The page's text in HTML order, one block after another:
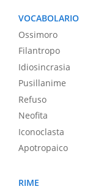
VOCABOLARIO
Ossimoro
Filantropo
Idiosincrasia
Pusillanime
Refuso
Neofita
Iconoclasta
Apotropaico
RIME